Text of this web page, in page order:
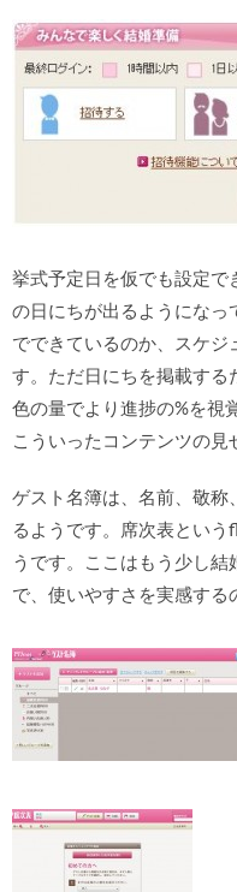
挙式予定日を仮でも設定で
の日にちが出るようになっ
でできているのか、スケジ
す。ただ日にちを掲載する
色の量でより進捗の%を視
こういったコンテンツの見
ゲスト名簿は、名前、敬称
るようです。席次表という
うです。ここはもう少し
で、使いやすさを実感する